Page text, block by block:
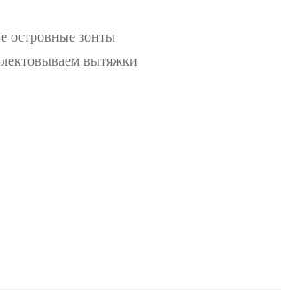
островные зонты
вытяжки